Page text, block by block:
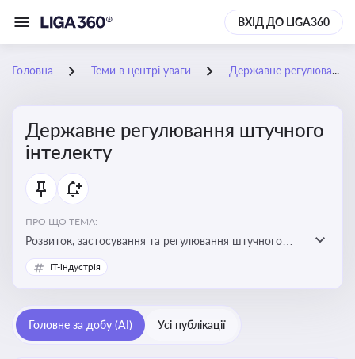
ВХІД ДО LIGA360
Головна Теми в центрі уваги Державне регулювання штучного інтелекту
Державне регулювання штучного
інтелекту
ПРО ЩО ТЕМА:
Розвиток, застосування та регулювання штучного
інтелекту в різних сферах — від управління бізнесом
до державного сектора
IT-індустрія
Головне за добу (AI) Усі публікації